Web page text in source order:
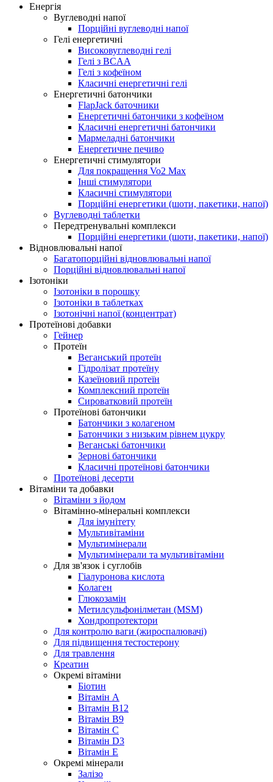
Енергія
Вуглеводні напої
Порційні вуглеводні напої
Гелі енергетичні
Високовуглеводні гелі
Гелі з BCAA
Гелі з кофеїном
Класичні енергетичні гелі
Енергетичні батончики
FlapJack баточники
Енергетичні батончики з кофеїном
Класичні енергетичні батончики
Мармеладні батончики
Енергетичне печиво
Енергетичні стимулятори
Для покращення Vo2 Max
Інші стимулятори
Класичні стимулятори
Порційні енергетики (шоти, пакетики, напої)
Вуглеводні таблетки
Передтренувальні комплекси
Порційні енергетики (шоти, пакетики, напої)
Відновлювальні напої
Багатопорційні відновлювальні напої
Порційні відновлювальні напої
Ізотоніки
Ізотоніки в порошку
Ізотоніки в таблетках
Ізотонічні напої (концентрат)
Протеїнові добавки
Гейнер
Протеїн
Веганський протеїн
Гідролізат протеїну
Казеїновий протеїн
Комплексний протеїн
Сироватковий протеїн
Протеїнові батончики
Батончики з колагеном
Батончики з низьким рівнем цукру
Веганські батончики
Зернові батончики
Класичні протеїнові батончики
Протеїнові десерти
Вітаміни та добавки
Вітаміни з йодом
Вітамінно-мінеральні комплекси
Для імунітету
Мультивітаміни
Мультимінерали
Мультимінерали та мультивітаміни
Для зв'язок і суглобів
Гіалуронова кислота
Колаген
Глюкозамін
Метилсульфонілметан (MSM)
Хондропротектори
Для контролю ваги (жироспалювачі)
Для підвищення тестостерону
Для травлення
Креатин
Окремі вітаміни
Біотин
Вітамін A
Вітамін B12
Вітамін B9
Вітамін C
Вітамін D3
Вітамін E
Окремі мінерали
Залізо